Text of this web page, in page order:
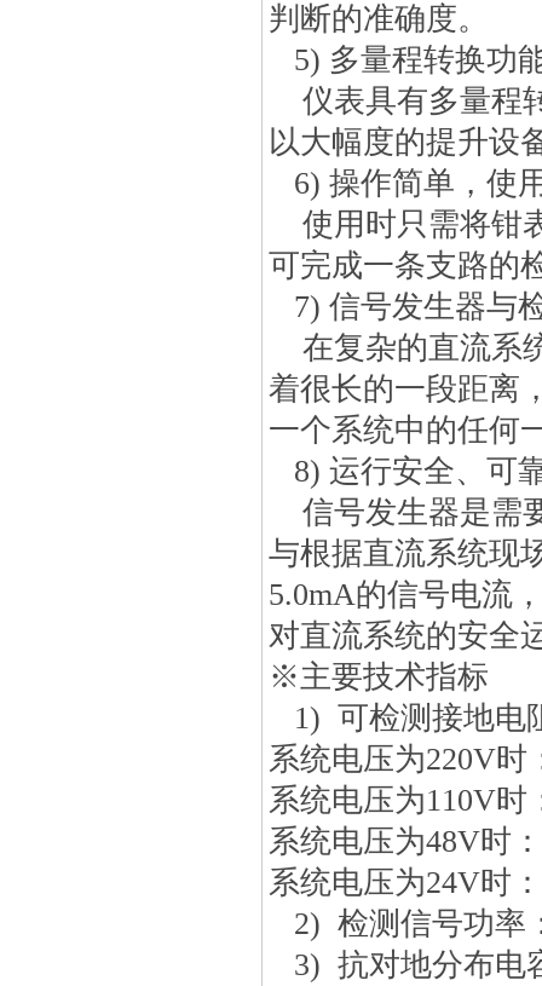
判断的准确度。
5) 多量程转换功
仪表具有多量程
以大幅度的提升设
6) 操作简单，使
使用时只需将钳
可完成一条支路的
7) 信号发生器与
在复杂的直流系
着很长的一段距离
一个系统中的任何
8) 运行安全、可
信号发生器是需
与根据直流系统现
5.0mA的信号电流
对直流系统的安全
※主要技术指标
1) 可检测 接地电
系统电压为220V时
系统电压为110V时
系统电压为48V时
系统电压为24V时
2) 检测信号功率
3) 抗对地分布电